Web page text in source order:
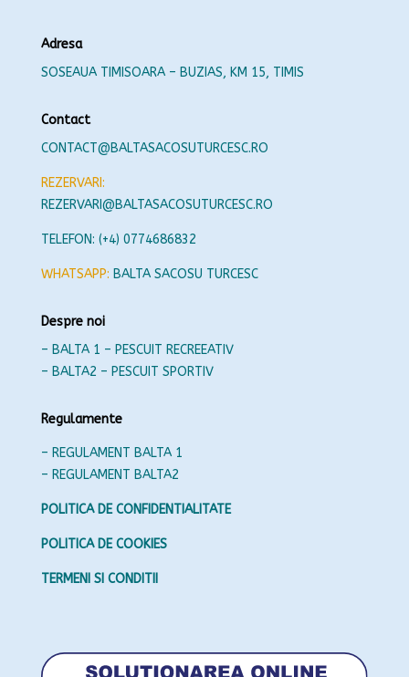
Adresa
SOSEAUA TIMISOARA – BUZIAS, KM 15, TIMIS
Contact
CONTACT@BALTASACOSUTURCESC.RO
REZERVARI:
REZERVARI@BALTASACOSUTURCESC.RO
TELEFON: (+4) 0774686832
WHATSAPP: BALTA SACOSU TURCESC
Despre noi
– BALTA 1 – PESCUIT RECREEATIV
– BALTA2 – PESCUIT SPORTIV
Regulamente
– REGULAMENT BALTA 1
– REGULAMENT BALTA2
POLITICA DE CONFIDENTIALITATE
POLITICA DE COOKIES
TERMENI SI CONDITII